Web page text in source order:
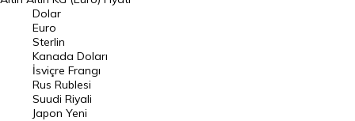
Euro Kuru
Pound Kuru
Frank Kuru
Riyal Kuru
Avustralya Doları
Dolar
Euro
Sterlin
Kanada Doları
İsviçre Frangı
Rus Rublesi
Suudi Riyali
Japon Yeni